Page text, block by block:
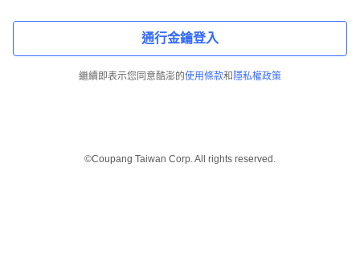
通行金鑰登入
繼續即表示您同意酷澎的使用條款和 隱私權政策
©Coupang Taiwan Corp. All rights reserved.